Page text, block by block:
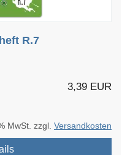
R.7
3,39 EUR
MwSt. zzgl. Versandkosten